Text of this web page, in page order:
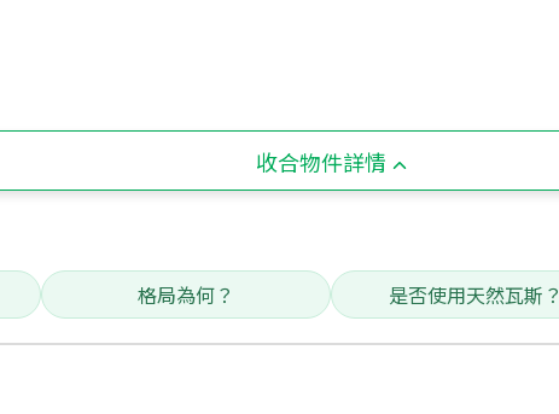
收合物件詳情
格局為何？ 是否使用天然瓦斯？